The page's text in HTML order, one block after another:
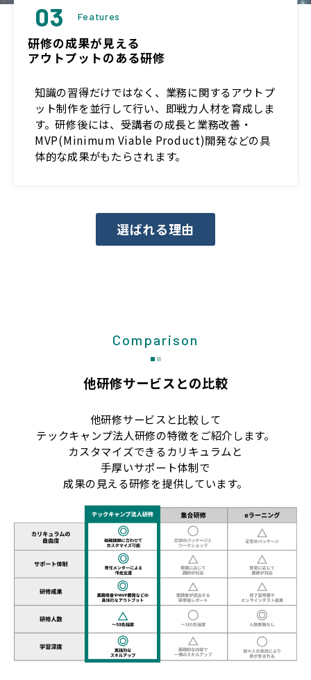
03 Features
研修の成果が見える
アウトプットのある研修
知識の習得だけではなく、業務に関するアウトプ
ット制作を並行して行い、即戦力人材を育成しま
す。研修後には、受講者の成長と業務改善・
MVP(Minimum Viable Product)開発などの具
体的な成果がもたらされます。
選ばれる理由
Comparison
他研修サービスとの比較
他研修サービスと比較して
テックキャンプ法人研修の特徴をご紹介します。
カスタマイズできるカリキュラムと
手厚いサポート体制で
成果の見える研修を提供しています。